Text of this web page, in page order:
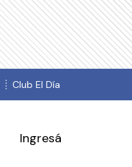
Club El Día
Ingresá